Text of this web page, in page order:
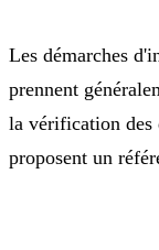
Les démarches
prennent
la vérification des
proposent un